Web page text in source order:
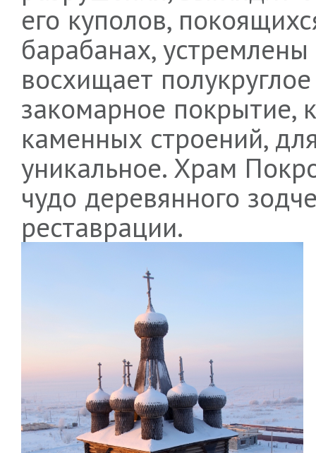
его куполов,
барабанах,
восхищает
закомарное покрытие,
каменных строений,
уникальное. Храм
чудо деревянного
реставрации.